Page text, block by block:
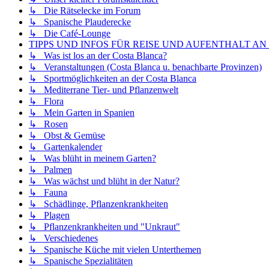
↳ Die Rätselecke im Forum
↳ Spanische Plauderecke
↳ Die Café-Lounge
TIPPS UND INFOS FÜR REISE UND AUFENTHALT AN
↳ Was ist los an der Costa Blanca?
↳ Veranstaltungen (Costa Blanca u. benachbarte Provinzen)
↳ Sportmöglichkeiten an der Costa Blanca
↳ Mediterrane Tier- und Pflanzenwelt
↳ Flora
↳ Mein Garten in Spanien
↳ Rosen
↳ Obst & Gemüse
↳ Gartenkalender
↳ Was blüht in meinem Garten?
↳ Palmen
↳ Was wächst und blüht in der Natur?
↳ Fauna
↳ Schädlinge, Pflanzenkrankheiten
↳ Plagen
↳ Pflanzenkrankheiten und "Unkraut"
↳ Verschiedenes
↳ Spanische Küche mit vielen Unterthemen
↳ Spanische Spezialitäten